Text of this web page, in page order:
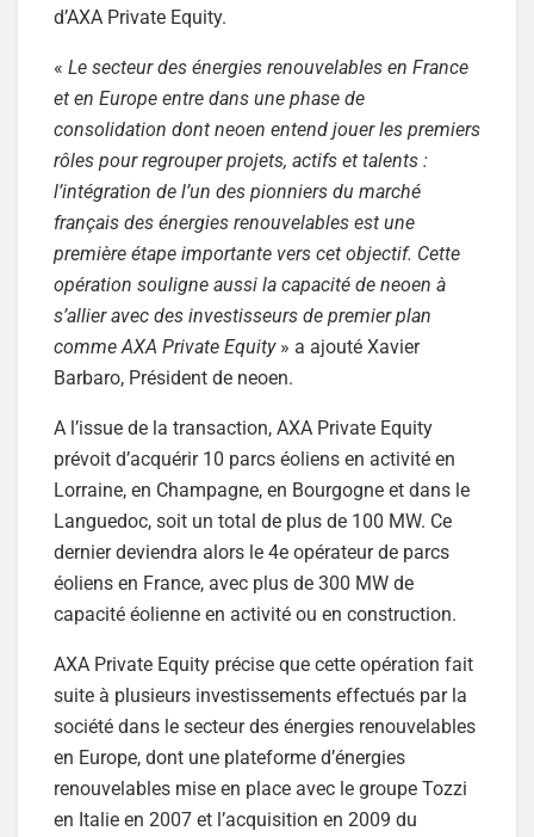
d’AXA Private Equity.
« Le secteur des énergies renouvelables en France
et en Europe entre dans une phase de
consolidation dont neoen entend jouer les premiers
rôles pour regrouper projets, actifs et talents :
l’intégration de l’un des pionniers du marché
français des énergies renouvelables est une
première étape importante vers cet objectif. Cette
opération souligne aussi la capacité de neoen à
s’allier avec des investisseurs de premier plan
comme AXA Private Equity » a ajouté Xavier
Barbaro, Président de neoen.
A l’issue de la transaction, AXA Private Equity
prévoit d’acquérir 10 parcs éoliens en activité en
Lorraine, en Champagne, en Bourgogne et dans le
Languedoc, soit un total de plus de 100 MW. Ce
dernier deviendra alors le 4e opérateur de parcs
éoliens en France, avec plus de 300 MW de
capacité éolienne en activité ou en construction.
AXA Private Equity précise que cette opération fait
suite à plusieurs investissements effectués par la
société dans le secteur des énergies renouvelables
en Europe, dont une plateforme d’énergies
renouvelables mise en place avec le groupe Tozzi
en Italie en 2007 et l’acquisition en 2009 du